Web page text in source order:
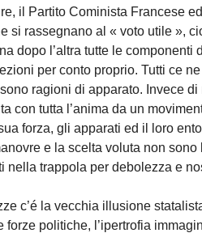
il Partito Cominista Francese
si rassegnano al « voto utile »,
dopo l’altra tutte le
per conto proprio. Tutti ce
ragioni di apparato. Invece
con tutta l’anima da un
forza, gli apparati ed il loro
e la scelta voluta non
nella trappola per debolezza e
c’é la vecchia illusione
forze politiche, l’ipertrofia